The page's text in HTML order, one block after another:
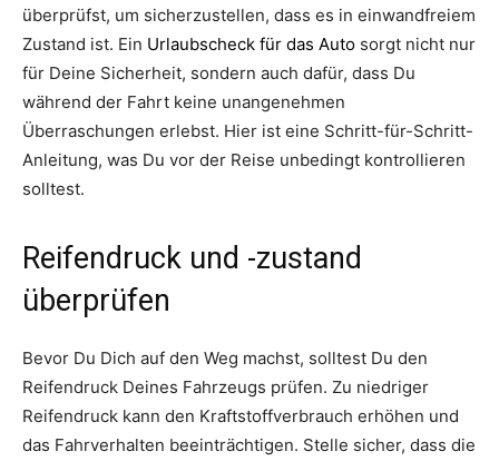
überprüfst, um sicherzustellen, dass es in einwandfreiem
Zustand ist. Ein Urlaubscheck für das Auto sorgt nicht nur
für Deine Sicherheit, sondern auch dafür, dass Du
während der Fahrt keine unangenehmen
Überraschungen erlebst. Hier ist eine Schritt-für-Schritt-
Anleitung, was Du vor der Reise unbedingt kontrollieren
solltest.
Reifendruck und -zustand
überprüfen
Bevor Du Dich auf den Weg machst, solltest Du den
Reifendruck Deines Fahrzeugs prüfen. Zu niedriger
Reifendruck kann den Kraftstoffverbrauch erhöhen und
das Fahrverhalten beeinträchtigen. Stelle sicher, dass die